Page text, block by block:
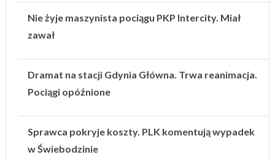
Nie żyje maszynista pociągu PKP Intercity. Miał
zawał
Dramat na stacji Gdynia Główna. Trwa reanimacja.
Pociągi opóźnione
Sprawca pokryje koszty. PLK komentują wypadek
w Świebodzinie